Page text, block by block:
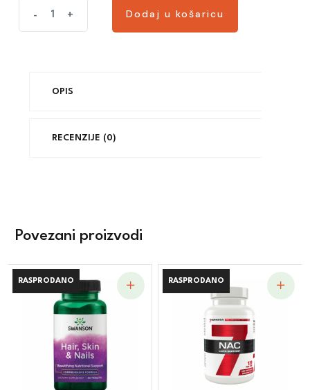
- +
Dodaj u košaricu
OPIS
RECENZIJE (0)
Povezani proizvodi
RASPRODANO
RASPRODANO RASPRODANO
RASPRODANO